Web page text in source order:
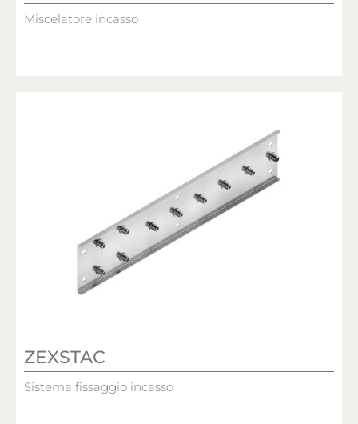
Miscelatore incasso
ZEXSTAC
Sistema fissaggio incasso